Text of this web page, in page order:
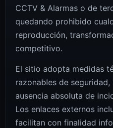
CCTV & Alarmas o de
quedando prohibido
reproducción,
competitivo.
El sitio adopta medidas
razonables de
ausencia absoluta de
Los enlaces externos
facilitan con finalidad